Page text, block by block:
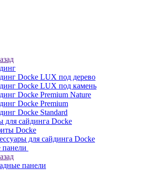
Docke LUX под дерево
Docke LUX под камень
Docke Premium Nature
Docke Premium
Docke Standard
для сайдинга Docke
Docke
для сайдинга Docke
панели